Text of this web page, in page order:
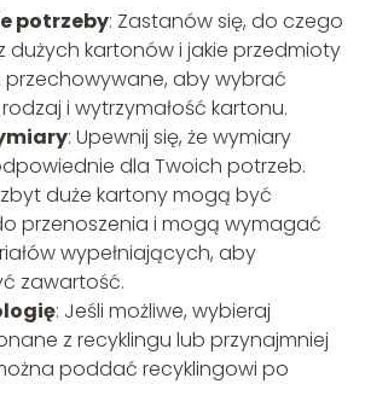
potrzeby: Zastanów się, do czego
dużych kartonów i jakie przedmioty
aby wybrać
i wytrzymałość kartonu.
: Upewnij się, że wymiary
dla Twoich potrzeb.
duże kartony mogą być
przenoszenia i mogą wymagać
wypełniających, aby
zawartość.
: Jeśli możliwe, wybieraj
z recyklingu lub przynajmniej
poddać recyklingowi po